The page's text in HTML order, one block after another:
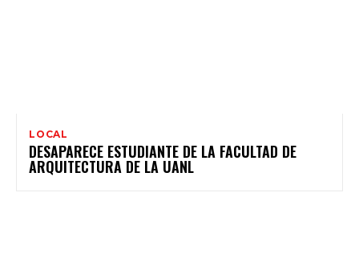
LOCAL
DESAPARECE ESTUDIANTE DE LA FACULTAD DE
ARQUITECTURA DE LA UANL